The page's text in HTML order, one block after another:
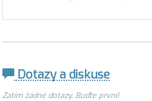
Dotazy a diskuse
Zatím žádné dotazy. Buďte první!